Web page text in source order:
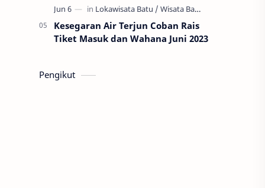
Kesegaran Air Terjun Coban Rais
Tiket Masuk dan Wahana Juni 2023
Pengikut